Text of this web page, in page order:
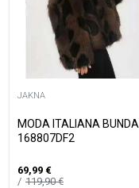
JAKNA
MODA ITALIANA BUNDA
168807DF2
69,99 €
119,90€